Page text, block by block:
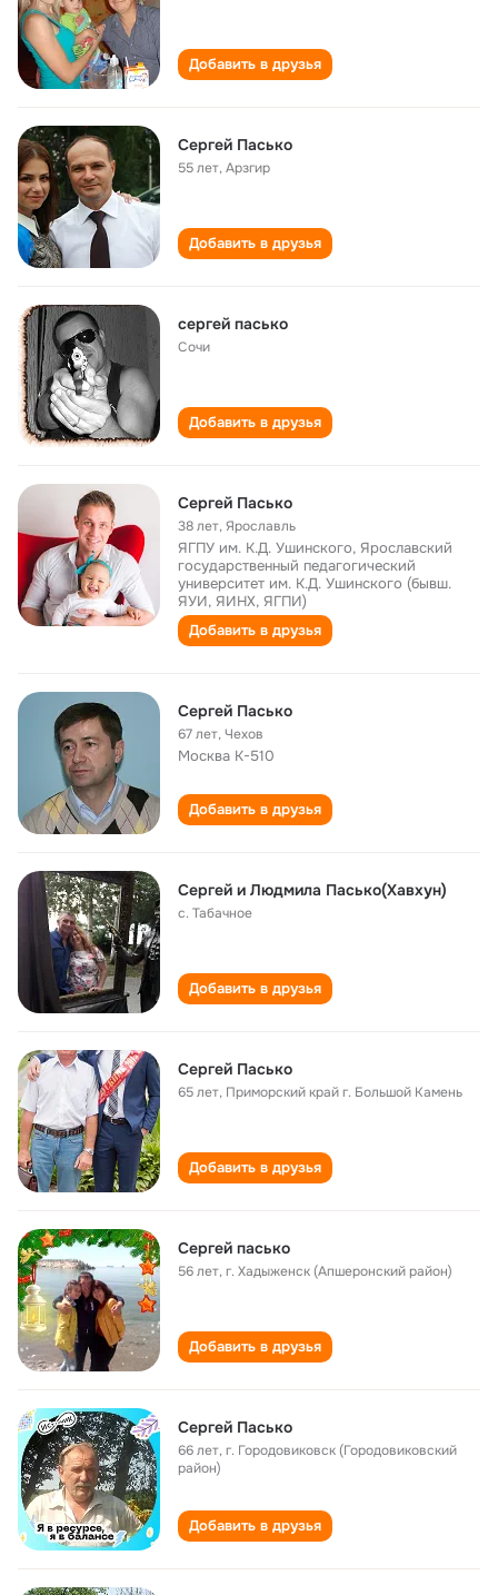
Добавить в друзья
Сергей Пасько
55 лет,Арзгир
Добавить в друзья
сергей пасько
Сочи
Добавить в друзья
Сергей Пасько
38 лет,Ярославль
ЯГПУ им. К.Д. Ушинского, Ярославский
государственный педагогический
университет им. К.Д. Ушинского (бывш.
ЯУИ, ЯИНХ, ЯГПИ)
Добавить в друзья
Сергей Пасько
67 лет,Чехов
Москва К-510
Добавить в друзья
Сергей и Людмила Пасько(Хавхун)
с. Табачное
Добавить в друзья
Сергей Пасько
65 лет, Приморский край г. Большой Камень
Добавить в друзья
Сергей пасько
56 лет,г. Хадыженск (Апшеронский район)
Добавить в друзья
Сергей Пасько
66 лет,г. Городовиковск (Городовиковский
район)
Добавить в друзья